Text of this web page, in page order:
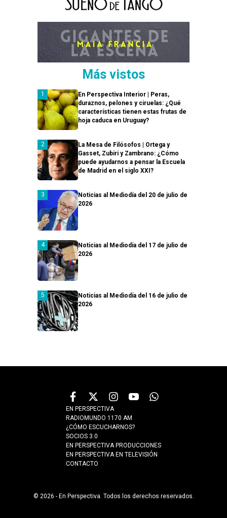
Más vistos
En Perspectiva Interior | Peras,
duraznos, pelones y ciruelas: ¿Qué
características tienen estas frutas de
hoja caduca en Uruguay?
La Mesa de Filósofos | Ortega y
Gasset, Zubiri y Zambrano: ¿Cómo
puede ayudarnos a pensar la Escuela
de Madrid en el siglo XXI?
Noticias al Mediodía del 20 de julio de
2026
Noticias al Mediodía del 17 de julio de
2026
Noticias al Mediodía del 16 de julio de
2026
EN PERSPECTIVA
RADIOMUNDO 1170 AM
¿CÓMO ESCUCHARNOS?
SOCIOS 3.0
EN PERSPECTIVA PRODUCCIONES
EN PERSPECTIVA EN TELEVISIÓN
CONTACTO
© 2026 - En Perspectiva. Todos los derechos reservados.